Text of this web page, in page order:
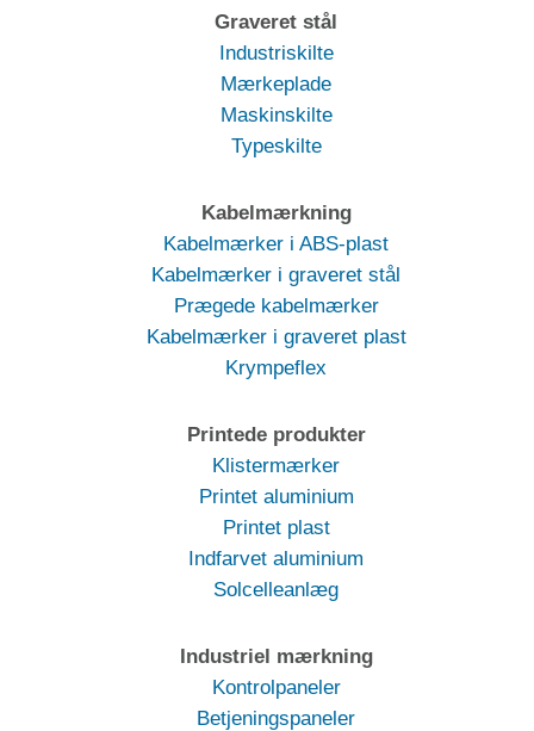
Graveret stål
Industriskilte
Mærkeplade
Maskinskilte
Typeskilte
Kabelmærkning
Kabelmærker i ABS-plast
Kabelmærker i graveret stål
Prægede kabelmærker
Kabelmærker i graveret plast
Krympeflex
Printede produkter
Klistermærker
Printet aluminium
Printet plast
Indfarvet aluminium
Solcelleanlæg
Industriel mærkning
Kontrolpaneler
Betjeningspaneler